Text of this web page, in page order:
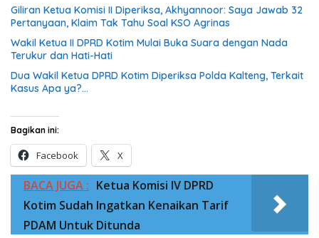
Giliran Ketua Komisi II Diperiksa, Akhyannoor: Saya Jawab 32
Pertanyaan, Klaim Tak Tahu Soal KSO Agrinas
Wakil Ketua II DPRD Kotim Mulai Buka Suara dengan Nada
Terukur dan Hati-Hati
Dua Wakil Ketua DPRD Kotim Diperiksa Polda Kalteng, Terkait
Kasus Apa ya?…
Bagikan ini:
Facebook X
BACA JUGA : Ketua Komisi IV DPRD
Kotim Sudah Ingatkan Kenaikan Tarif
PDAM Untuk Ditunda